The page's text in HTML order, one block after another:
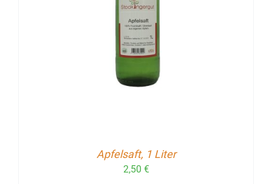
Apfelsaft, 1 Liter
2,50 €